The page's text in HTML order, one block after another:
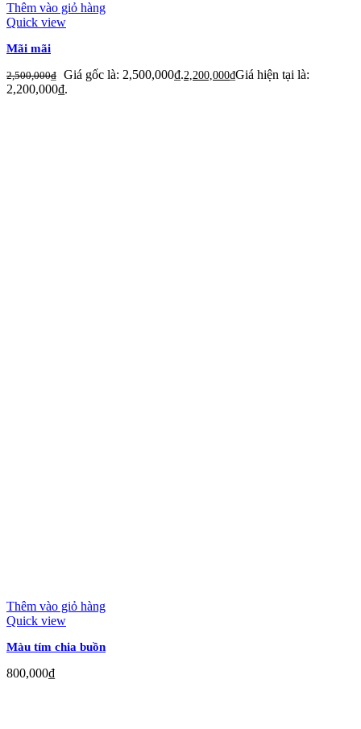
Thêm vào giỏ hàng
Quick view
Mãi mãi
2,500,000₫ Giá gốc là: 2,500,000₫.2,200,000₫Giá hiện tại là:
2,200,000₫.
Thêm vào giỏ hàng
Quick view
Màu tím chia buồn
800,000₫